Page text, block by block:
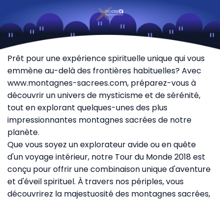
Prêt pour une expérience spirituelle unique qui vous
emmène au-delà des frontières habituelles? Avec
www.montagnes-sacrees.com, préparez-vous à
découvrir un univers de mysticisme et de sérénité,
tout en explorant quelques-unes des plus
impressionnantes montagnes sacrées de notre
planète.
Que vous soyez un explorateur avide ou en quête
d'un voyage intérieur, notre Tour du Monde 2018 est
conçu pour offrir une combinaison unique d'aventure
et d'éveil spirituel. À travers nos périples, vous
découvrirez la majestuosité des montagnes sacrées,